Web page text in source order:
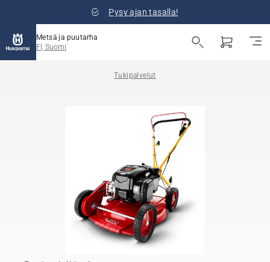
Pysy ajan tasalla!
Metsä ja puutarha
FI, Suomi
Tukipalvelut